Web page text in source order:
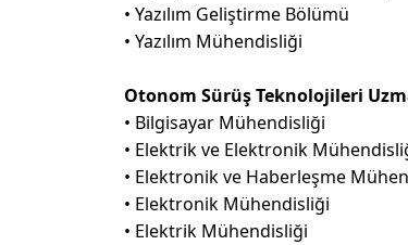
• Yazılım Geliştirme Bölümü
• Yazılım Mühendisliği
Otonom Sürüş Teknolojileri
• Bilgisayar Mühendisliği
• Elektrik ve Elektronik
• Elektronik ve Haberleşme
• Elektronik Mühendisliği
• Elektrik Mühendisliği